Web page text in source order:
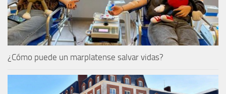
¿Cómo puede un marplatense salvar vidas?